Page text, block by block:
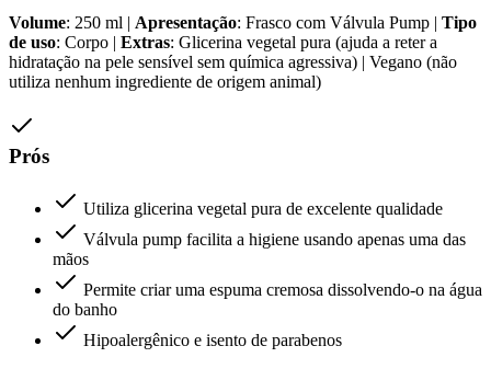
Volume: 250 ml | Apresentação: Frasco com Válvula Pump | Tipo
de uso: Corpo | Extras: Glicerina vegetal pura (ajuda a reter a
hidratação na pele sensível sem química agressiva) | Vegano (não
utiliza nenhum ingrediente de origem animal)
Prós
Utiliza glicerina vegetal pura de excelente qualidade
Válvula pump facilita a higiene usando apenas uma das
mãos
Permite criar uma espuma cremosa dissolvendo-o na água
do banho
Hipoalergênico e isento de parabenos